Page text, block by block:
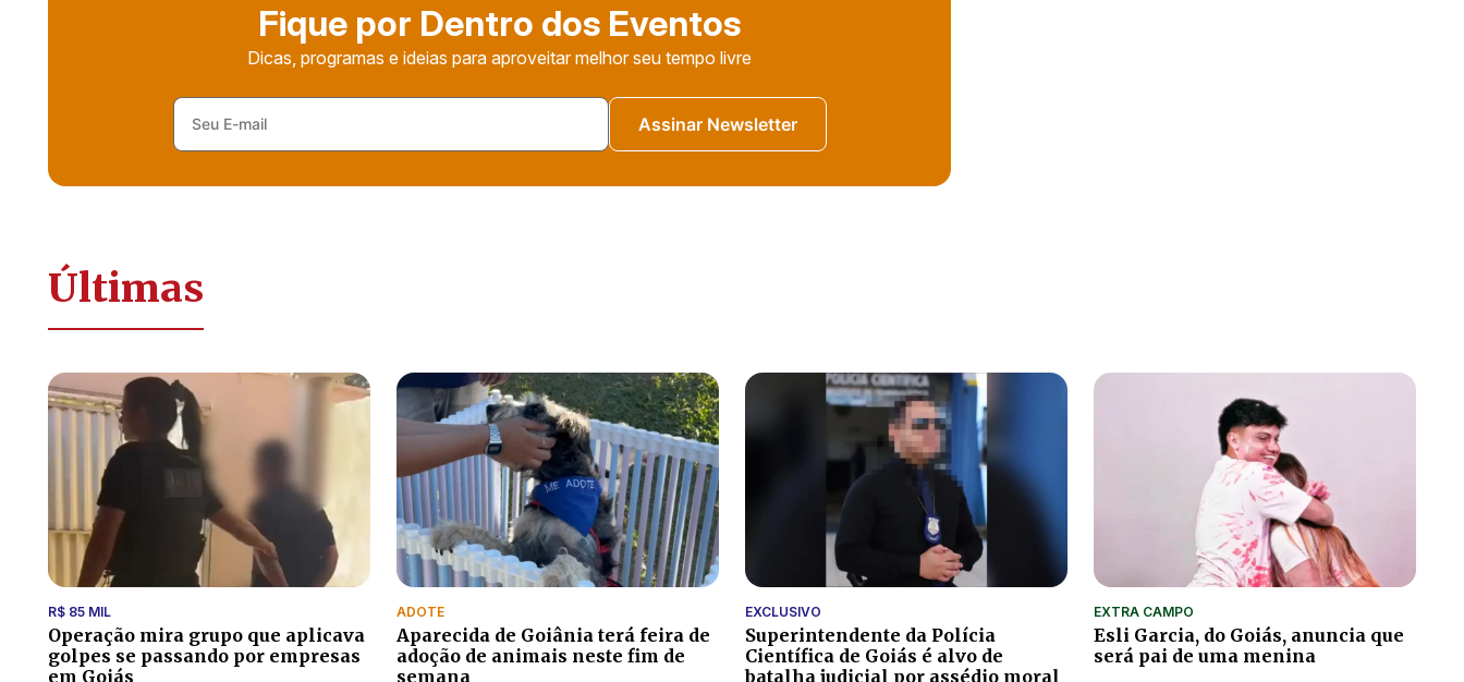
Fique por Dentro dos Eventos
Dicas, programas e ideias para aproveitar melhor seu tempo livre
Assinar Newsletter
Últimas
R$ 85 MIL
Operação mira grupo que aplicava
golpes se passando por empresas
em Goiás
ADOTE
Aparecida de Goiânia terá feira de
adoção de animais neste fim de
semana
EXCLUSIVO
Superintendente da Polícia
Científica de Goiás é alvo de
batalha judicial por assédio moral
EXTRA CAMPO
Esli Garcia, do Goiás, anuncia que
será pai de uma menina